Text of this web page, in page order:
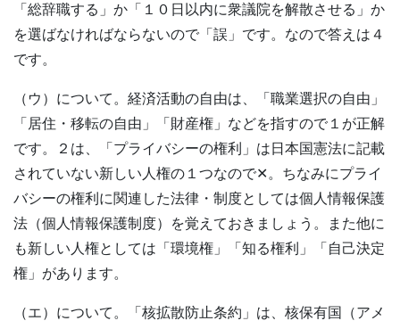
「総辞職する」か「１０日以内に衆議院を解散させる」か
を選ばなければならないので「誤」です。なので答えは４
です。
（ウ）について。経済活動の自由は、「職業選択の自由」
「居住・移転の自由」「財産権」などを指すので１が正解
です。２は、「プライバシーの権利」は日本国憲法に記載
されていない新しい人権の１つなので✕。ちなみにプライ
バシーの権利に関連した法律・制度としては個人情報保護
法（個人情報保護制度）を覚えておきましょう。また他に
も新しい人権としては「環境権」「知る権利」「自己決定
権」があります。
（エ）について。「核拡散防止条約」は、核保有国（アメ